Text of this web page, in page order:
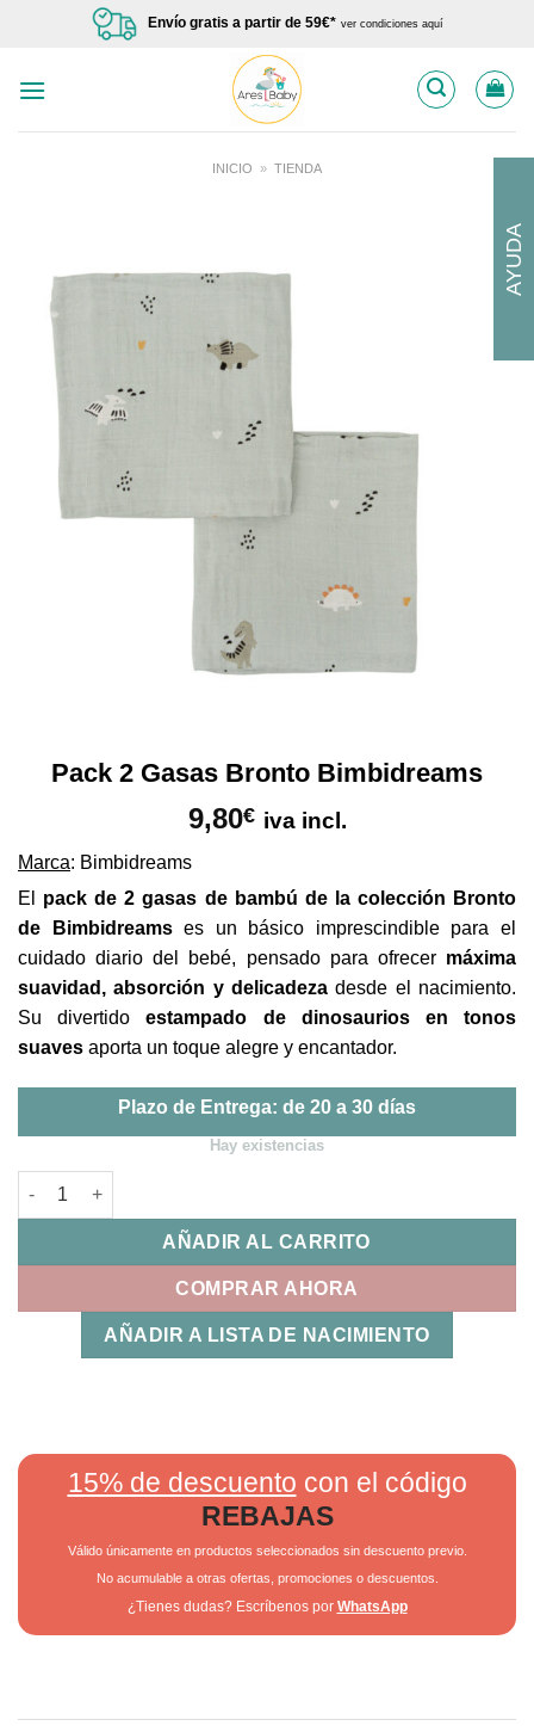
Envío gratis a partir de 59€* ver condiciones aquí
INICIO » TIENDA
Pack 2 Gasas Bronto Bimbidreams
9,80€ iva incl.
Marca: Bimbidreams
El pack de 2 gasas de bambú de la colección Bronto
de Bimbidreamses un básico imprescindible para el
cuidado diario del bebé, pensado para ofrecer máxima
suavidad, absorción y delicadeza desde el nacimiento.
Su divertidoestampado de dinosaurios en tonos
suaves aporta un toque alegre y encantador.
Plazo de Entrega: de 20 a 30 días
Hay existencias
Pack 2 Gasas Bronto Bimbidreams cantidad
AÑADIR AL CARRITO
COMPRAR AHORA
AÑADIR A LISTA DE NACIMIENTO
15% de descuento con el código
REBAJAS
Válido únicamente en productos seleccionados sin descuento previo.
No acumulable a otras ofertas, promociones o descuentos.
¿Tienes dudas? Escríbenos por WhatsApp
AYUDA